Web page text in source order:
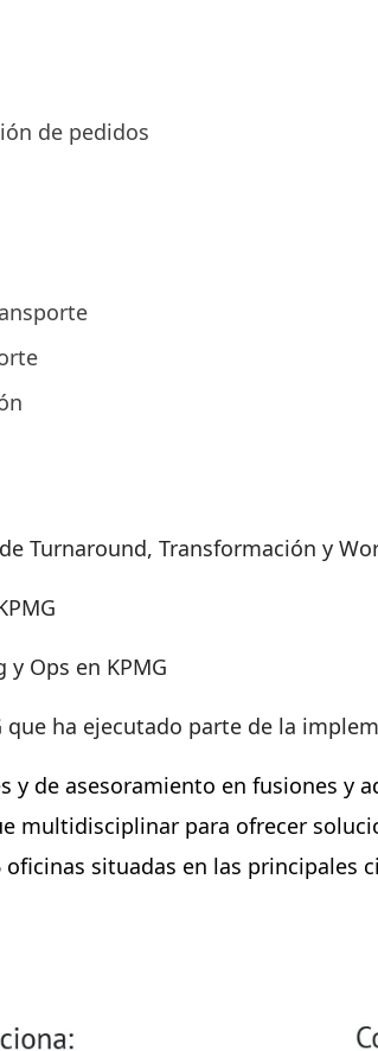
de pedidos
Turnaround, Transformación y
Ops en KPMG
ha ejecutado parte de la
y de asesoramiento en fusiones y
para ofrecer
situadas en las principales